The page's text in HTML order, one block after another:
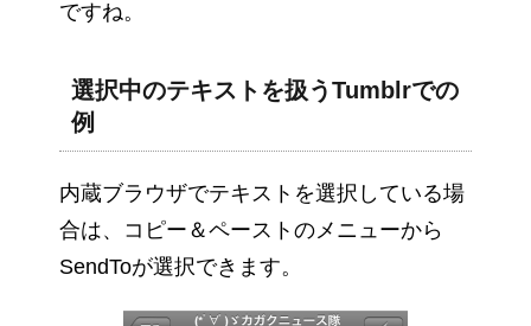
ですね。
選択中のテキストを扱うTumblrでの
例
内蔵ブラウザでテキストを選択している場
合は、コピー＆ペーストのメニューから
SendToが選択できます。